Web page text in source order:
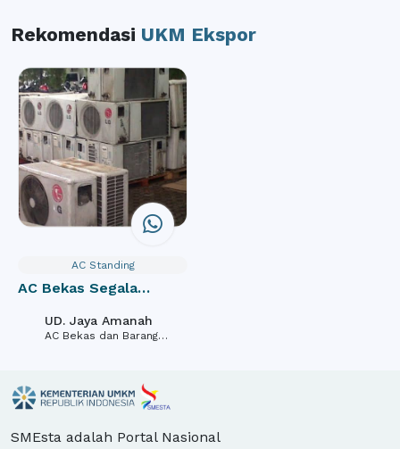
Rekomendasi UKM Ekspor
AC Standing
AC Bekas Segala
UD. Jaya Amanah
AC Bekas dan Barang
SMEsta adalah Portal Nasional